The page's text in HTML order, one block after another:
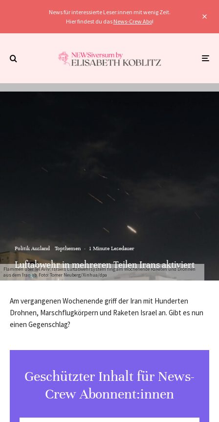
News für interessierte Leser:innen mit wenig Zeit.
Hier findest du das News-Crew Abo!
Flammen über Tel Aviv: Israels Luftabwehrsystem fing am Wochenende Raketen und Drohnen
aus dem Iran ab. Foto: Tomer Neuberg/Xinhua/dpa
Politik Ausland Topthemen · 1 Minute Lesedauer
Luftabwehr in mehreren Teilen Irans aktiviert
Am vergangenen Wochenende griff der Iran mit Hunderten
Drohnen, Marschflugkörpern und Raketen Israel an. Gibt es nun
einen Gegenschlag?
Geschützter Inhalt für News-
Crew Abonnent:innen